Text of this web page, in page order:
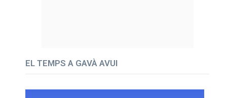
EL TEMPS A GAVÀ AVUI